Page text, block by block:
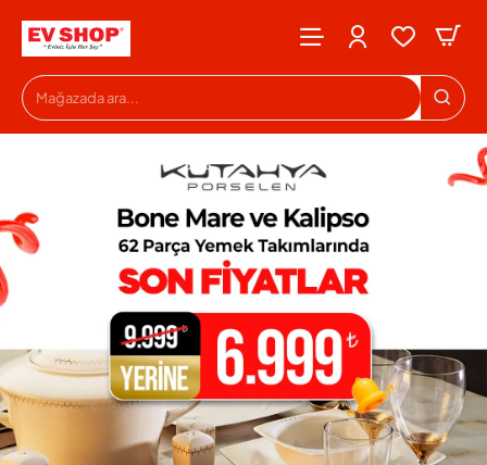
Evshop
Mağazada
ara...